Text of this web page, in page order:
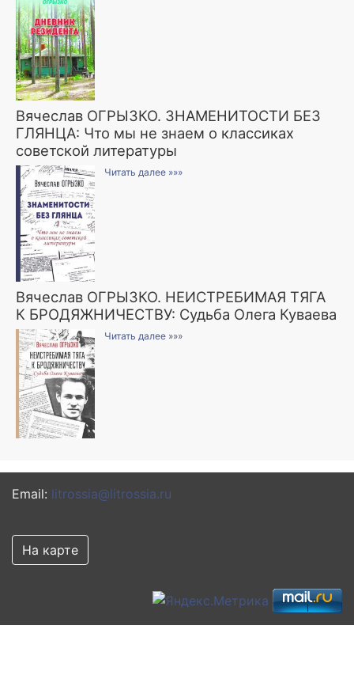
Вячеслав ОГРЫЗКО. ЗНАМЕНИТОСТИ БЕЗ
ГЛЯНЦА: Что мы не знаем о классиках
советской литературы
Читать далее »»»
Вячеслав ОГРЫЗКО. НЕИСТРЕБИМАЯ ТЯГА
К БРОДЯЖНИЧЕСТВУ: Судьба Олега Куваева
Читать далее »»»
Email: litrossia@litrossia.ru
На карте